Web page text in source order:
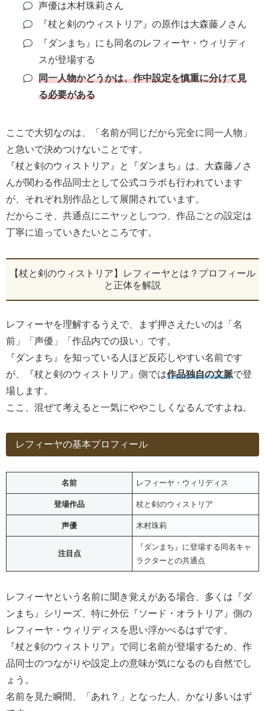
声優は木村珠莉さん
『杖と剣のウィストリア』の原作は大森藤ノさん
『ダンまち』にも同名のレフィーヤ・ウィリディ
スが登場する
同一人物かどうかは、作中設定を慎重に分けて見
る必要がある
ここで大切なのは、「名前が同じだから完全に同一人物」
と急いで決めつけないことです。
『杖と剣のウィストリア』と『ダンまち』は、大森藤ノさ
んが関わる作品同士として公式コラボも行われています
が、それぞれ別作品として展開されています。
だからこそ、共通点にニヤッとしつつ、作品ごとの設定は
丁寧に追っていきたいところです。
【杖と剣のウィストリア】レフィーヤとは？プロフィール
と正体を解説
レフィーヤを理解するうえで、まず押さえたいのは「名
前」「声優」「作品内での扱い」です。
『ダンまち』を知っている人ほど反応しやすい名前です
が、『杖と剣のウィストリア』側では作品独自の文脈で登
場します。
ここ、混ぜて考えると一気にややこしくなるんですよね。
レフィーヤの基本プロフィール
名前 レフィーヤ・ウィリディス
登場作品 杖と剣のウィストリア
声優 木村珠莉
注目点
『ダンまち』に登場する同名キャ
ラクターとの共通点
レフィーヤという名前に聞き覚えがある場合、多くは『ダ
ンまち』シリーズ、特に外伝『ソード・オラトリア』側の
レフィーヤ・ウィリディスを思い浮かべるはずです。
『杖と剣のウィストリア』で同じ名前が登場するため、作
品同士のつながりや設定上の意味が気になるのも自然でし
ょう。
名前を見た瞬間、「あれ？」となった人、かなり多いはず